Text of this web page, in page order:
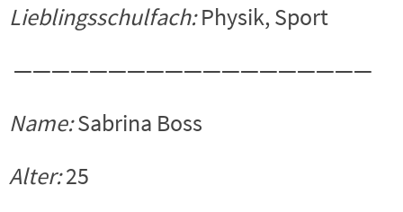
Lieblingsschulfach:Physik, Sport
———————————————————
Name:Sabrina Boss
Alter:25